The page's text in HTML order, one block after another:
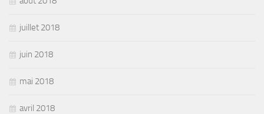
juillet 2018
juin 2018
mai 2018
avril 2018